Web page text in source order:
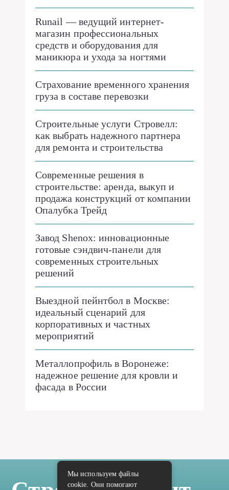
Runail — ведущий интернет-
магазин профессиональных
средств и оборудования для
маникюра и ухода за ногтями
Страхование временного хранения
груза в составе перевозки
Строительные услуги Стровелл:
как выбрать надежного партнера
для ремонта и строительства
Современные решения в
строительстве: аренда, выкуп и
продажа конструкций от компании
Опалубка Трейд
Завод Shenox: инновационные
готовые сэндвич-панели для
современных строительных
решений
Выездной пейнтбол в Москве:
идеальный сценарий для
корпоративных и частных
мероприятий
Металлопрофиль в Воронеже:
надежное решение для кровли и
фасада в России
Мы используем файлы
cookie. Они помогают